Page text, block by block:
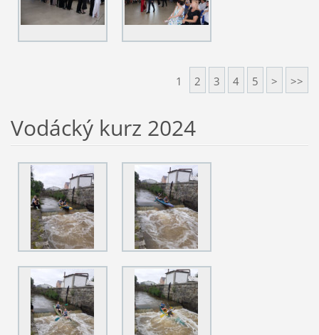
1 2 3 4 5 > >>
Vodácký kurz 2024